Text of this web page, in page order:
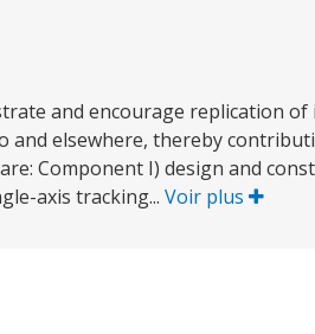
and encourage replication
and elsewhere, thereby
Component I) design and
axis tracking... Voir plus